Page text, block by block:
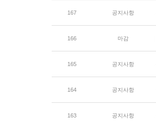
167 공지사항
166 마감
165 공지사항
164 공지사항
163 공지사항